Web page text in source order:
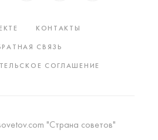
КОНТАКТЫ
СВЯЗЬ
СОГЛАШЕНИЕ
"Страна советов"